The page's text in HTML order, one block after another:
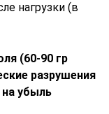
нагрузки (в
(60-90 гр
разрушения
на убыль